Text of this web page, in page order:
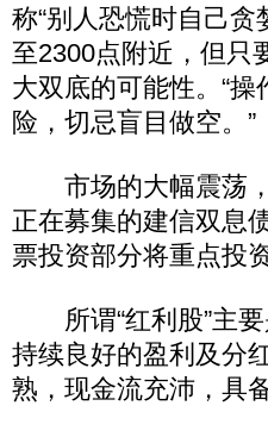
称“别人恐慌时自己
至2300点附近，但只
大双底的可能性。“
险，切忌盲目做空。”
市场的大幅震荡，
正在募集的建信双息
票投资部分将重点投
所谓“红利股”主要
持续良好的盈利及分
熟，现金流充沛，具